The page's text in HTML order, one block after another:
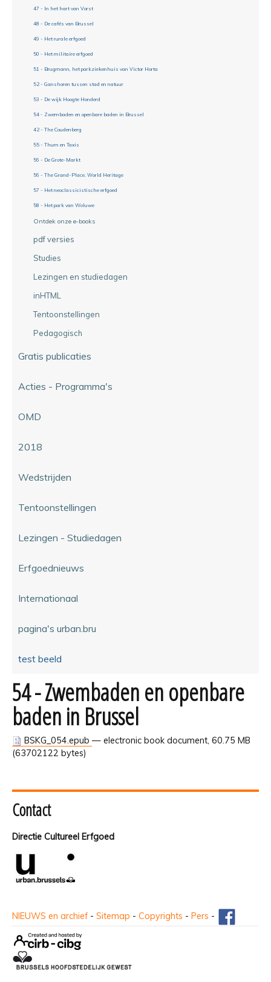
47 - In het hart van Vorst
48 - De cafés van Brussel
49 - Het rurale erfgoed
50 - Het militaire erfgoed
51 - Brugmann, het parkziekenhuis van Victor Horta
52 - Ganshoren tussen stad en natuur
53 - De wijk Hoogte Honderd
54 - Zwembaden en openbare baden in Brussel
42 - The Coudenberg
55 - Thurn en Taxis
56 - De Grote-Markt
56 - The Grand-Place. World Heritage
57 - Het neoclassicistische erfgoed
58 - Het park van Woluwe
Ontdek onze e-books
pdf versies
Studies
Lezingen en studiedagen
inHTML
Tentoonstellingen
Pedagogisch
Gratis publicaties
Acties - Programma's
OMD
2018
Wedstrijden
Tentoonstellingen
Lezingen - Studiedagen
Erfgoednieuws
Internationaal
pagina's urban.bru
test beeld
54 - Zwembaden en openbare
baden in Brussel
BSKG_054.epub — electronic book document, 60.75 MB
(63702122 bytes)
Contact
Directie Cultureel Erfgoed
NIEUWS en archief - Sitemap - Copyrights - Pers -